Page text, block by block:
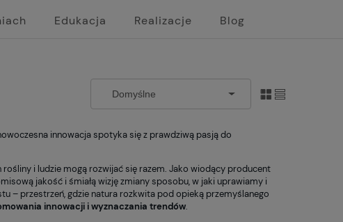
Edukacja Realizacje Blog
innowacja spotyka się z prawdziwą pasją do
i ludzie mogą rozwijać się razem. Jako wiodący producent
jakość i śmiałą wizję zmiany sposobu, w jaki uprawiamy i
– przestrzeń, gdzie natura rozkwita pod opieką przemyślanego
innowacji i wyznaczania trendów.